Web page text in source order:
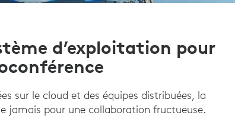
d’exploitation pour
sur le cloud et des équipes distribuées, la
jamais pour une collaboration fructueuse.